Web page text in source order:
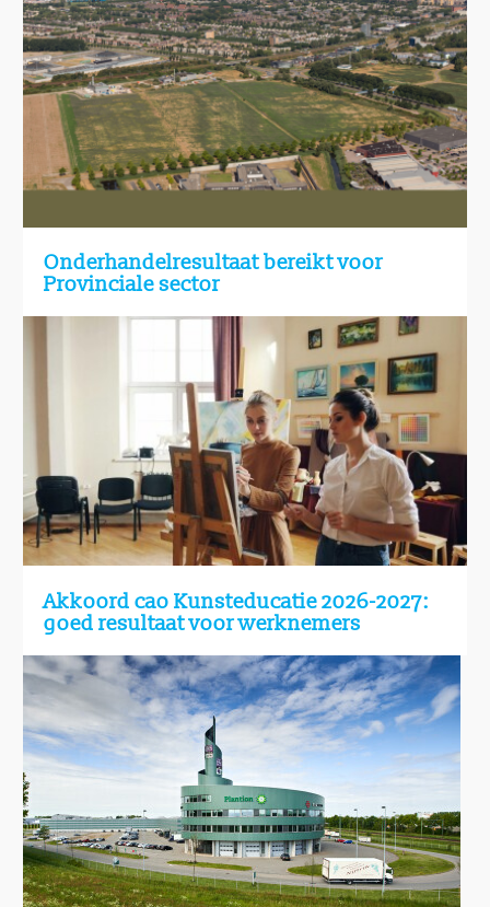
Onderhandelresultaat bereikt voor
Provinciale sector
Akkoord cao Kunsteducatie 2026-2027:
goed resultaat voor werknemers